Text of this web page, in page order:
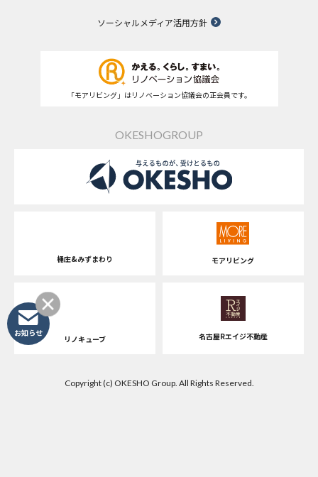
ソーシャルメディア活用方針
「モアリビング」はリノベーション協議会の正会員です。
OKESHOGROUP
桶庄&みずまわり モアリビング
リノキューブ 名古屋Rエイジ不動産
Copyright (c) OKESHO Group. All Rights Reserved.
お知らせ